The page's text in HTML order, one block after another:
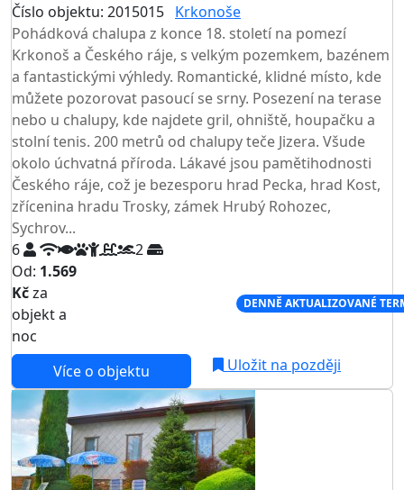
Číslo objektu: 2015015 Krkonoše
Pohádková chalupa z konce 18. století na pomezí
Krkonoš a Českého ráje, s velkým pozemkem, bazénem
a fantastickými výhledy. Romantické, klidné místo, kde
můžete pozorovat pasoucí se srny. Posezení na terase
nebo u chalupy, kde najdete gril, ohniště, houpačku a
stolní tenis. 200 metrů od chalupy teče Jizera. Všude
okolo úchvatná příroda. Lákavé jsou pamětihodnosti
Českého ráje, což je bezesporu hrad Pecka, hrad Kost,
zřícenina hradu Trosky, zámek Hrubý Rohozec,
Sychrov...
6
2
Od: 1.569
Kčza
objekt a
noc
DENNĚ AKTUALIZOVANÉ
Více o objektu
Uložit na později